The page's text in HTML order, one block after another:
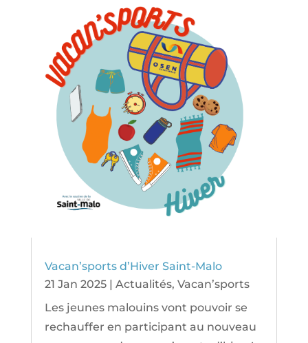
Vacan’sports d’Hiver Saint-Malo
21 Jan 2025| Actualités, Vacan’sports
Les jeunes malouins vont pouvoir se
rechauffer en participant au nouveau